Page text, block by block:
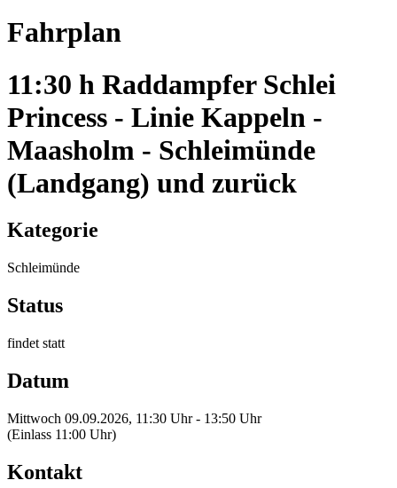
Fahrplan
11:30 h Raddampfer Schlei
Princess - Linie Kappeln -
Maasholm - Schleimünde
(Landgang) und zurück
Kategorie
Schleimünde
Status
findet statt
Datum
Mittwoch 09.09.2026, 11:30 Uhr - 13:50 Uhr
(Einlass 11:00 Uhr)
Kontakt